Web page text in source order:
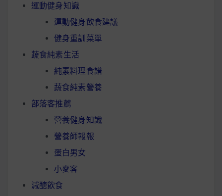
運動健身知識
運動健身飲食建議
健身重訓菜單
蔬食純素生活
純素料理食譜
蔬食純素營養
部落客推薦
營養健身知識
營養師報報
蛋白男女
小麥客
減醣飲食